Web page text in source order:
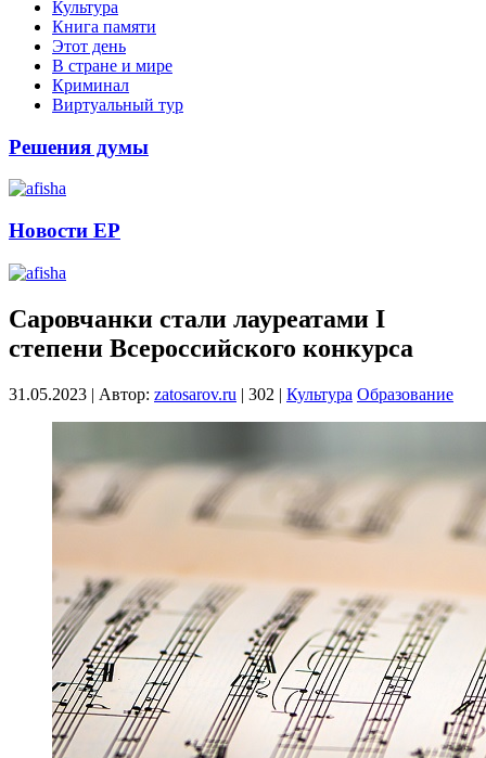
Культура
Книга памяти
Этот день
В стране и мире
Криминал
Виртуальный тур
Решения думы
Новости ЕР
Саровчанки стали лауреатами I
степени Всероссийского конкурса
31.05.2023 | Автор: zatosarov.ru | 302 | Культура Образование